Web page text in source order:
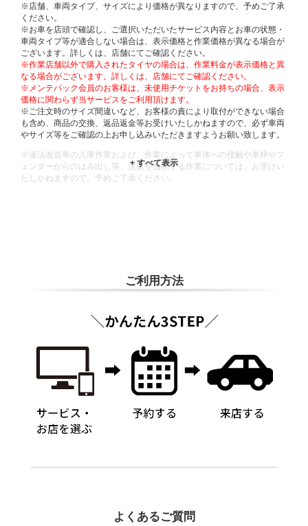
※店舗、車両タイプ、サイズにより価格が異なりますので、予めご了承
ください。
※お車を店頭で確認し、ご選択いただいたサービス内容とお車の状態・
車両タイプ等が適合しない場合は、表示価格と作業価格が異なる場合が
ございます。詳しくは、店舗にてご確認ください。
※作業店舗以外で購入されたタイヤの場合は、作業料金が表示価格と異
なる場合がございます。詳しくは、店舗にてご確認ください。
※メンテパック会員のお客様は、未使用チケットをお持ちの場合、表示
価格に関わらず当サービスをご利用頂けます。
※ご注文時のサイズ間違いなど、お客様の責により取付ができない場合
も含め、商品の交換、返品返金等お受けいたしかねますので、必ず車両
やサイズ等をご確認の上お申し込みいただきますようお願い致します。
※違法改造車の入庫作業および、作業によって車体への接触や車枠やフ
ェンダーからのはみ出し等、法規を逸脱する作業については、お受けい
たしかねますので、予めご了承ください。
ご利用方法
よくあるご質問